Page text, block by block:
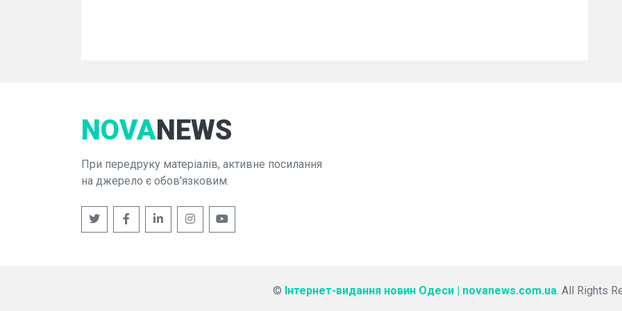
NOVANEWS
При передруку матеріалів, активне посилання
на джерело є обов'язковим.
© Інтернет-видання новин Одеси | novanews.com.ua. All Rights